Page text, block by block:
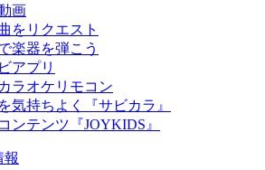
画
をリクエスト
楽器を弾こう
アプリ
ラオケリモコン
気持ちよく『サビカラ』
ンテンツ『JOYKIDS』
報